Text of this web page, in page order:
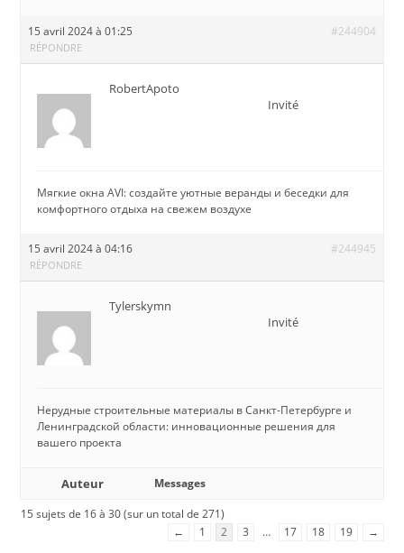
15 avril 2024 à 01:25 #244904
RÉPONDRE
RobertApoto
Invité
Мягкие окна AVI: создайте уютные веранды и беседки для
комфортного отдыха на свежем воздухе
15 avril 2024 à 04:16 #244945
RÉPONDRE
Tylerskymn
Invité
Нерудные строительные материалы в Санкт-Петербурге и
Ленинградской области: инновационные решения для
вашего проекта
Auteur
Messages
15 sujets de 16 à 30 (sur un total de 271)
←
1 2 3 … 17 18 19 →